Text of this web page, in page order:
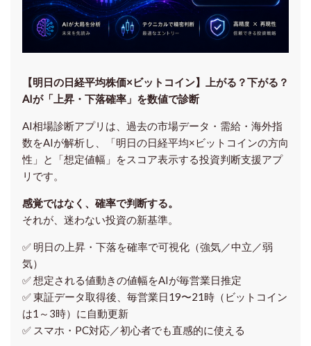
【明日の⽇経平均株価×ビットコイン】上がる？下がる？
AIが「上昇・下落確率」を数値で診断
AI相場診断アプリは、過去の市場データ・需給・海外指
数をAIが解析し、「明日の日経平均×ビットコインの方向
性」と「想定値幅」をスコア表示する投資判断支援アプ
リです。
感覚ではなく、確率で判断する。
それが、迷わない投資の新基準。
✅ 明日の上昇・下落を確率で可視化（強気／中立／弱
気）
✅ 想定される値動きの値幅をAIが毎営業日推定
✅ 東証データ取得後、 毎営業日19〜21時（ビットコイン
は1～3時）に自動更新
✅ スマホ・PC対応／初心者でも直感的に使える